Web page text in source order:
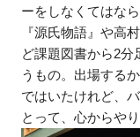
ーをしなくてはな
『源氏物語』や高
ど課題図書から2分
うもの。出場する
ではいたけれど、
とって、心からや